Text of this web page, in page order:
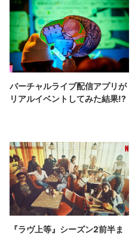
バーチャルライブ配信アプリが
リアルイベントしてみた結果!?
『ラヴ上等』シーズン2前半ま